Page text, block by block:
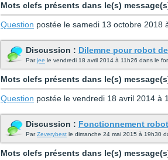
Mots clefs présents dans le(s)
Question postée le samedi 13 octobre 2018
Discussion : Dilemne pour robot
Parjee le vendredi 18 avril 2014 à 11h26 dans le
Mots clefs présents dans le(s)
Question postée le vendredi 18 avril 2014 à
Discussion : Fonctionnement
ParZeverybest le dimanche 24 mai 2015 à 19h30
Mots clefs présents dans le(s)